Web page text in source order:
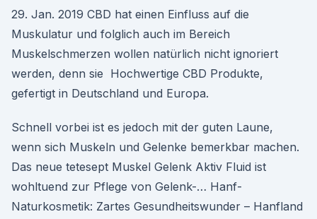
29. Jan. 2019 CBD hat einen Einfluss auf die
Muskulatur und folglich auch im Bereich
Muskelschmerzen wollen natürlich nicht ignoriert
werden, denn sie Hochwertige CBD Produkte,
gefertigt in Deutschland und Europa.
Schnell vorbei ist es jedoch mit der guten Laune,
wenn sich Muskeln und Gelenke bemerkbar machen.
Das neue tetesept Muskel Gelenk Aktiv Fluid ist
wohltuend zur Pflege von Gelenk-… Hanf-
Naturkosmetik: Zartes Gesundheitswunder – Hanfland